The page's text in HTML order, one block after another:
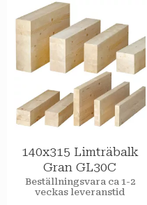
140x315 Limträbalk
Gran GL30C
Beställningsvara ca 1-2
veckas leveranstid